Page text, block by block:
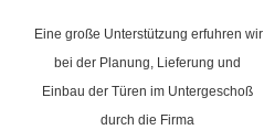
Eine große Unterstützung erfuhren wir
bei der Planung, Lieferung und
Einbau der Türen im Untergeschoß
durch die Firma